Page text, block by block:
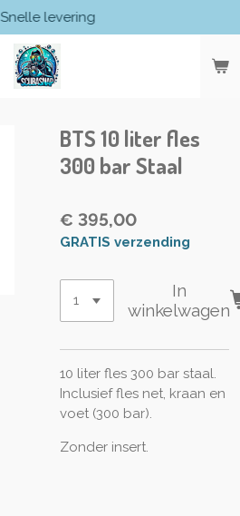
Snelle levering
BTS 10 liter fles
300 bar Staal
€ 395,00
GRATIS verzending
In
winkelwagen
10 liter fles 300 bar staal.
Inclusief fles net, kraan en
voet (300 bar).
Zonder insert.